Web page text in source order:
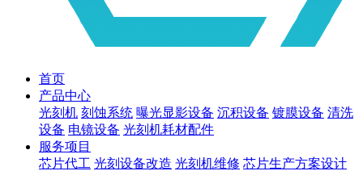
首页
产品中心
光刻机 刻蚀系统 曝光显影设备 沉积设备 镀膜设备 清洗
设备 电镜设备 光刻机耗材配件
服务项目
芯片代工 光刻设备改造 光刻机维修 芯片生产方案设计